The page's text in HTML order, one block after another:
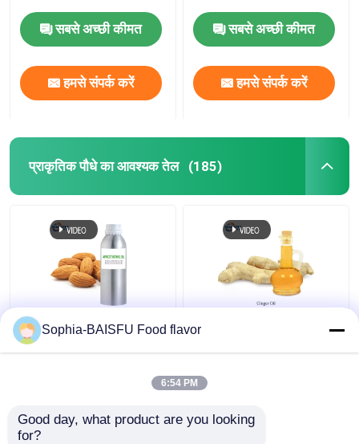
सबसे अच्छी कीमत
हमसे संपर्क करें
सबसे अच्छी कीमत
हमसे संपर्क करें
प्राकृतिक पौधे का आवश्यक तेल (185)
रंगहीन प्राकृतिक वनस्पति
अर्क तेल
CAS 8007-08-7
तेल खाद्य स्वाद और सुगंध के
लिए
Sophia-BAISFU Food flavor
6:54 PM
Good day, what product are you looking
for?